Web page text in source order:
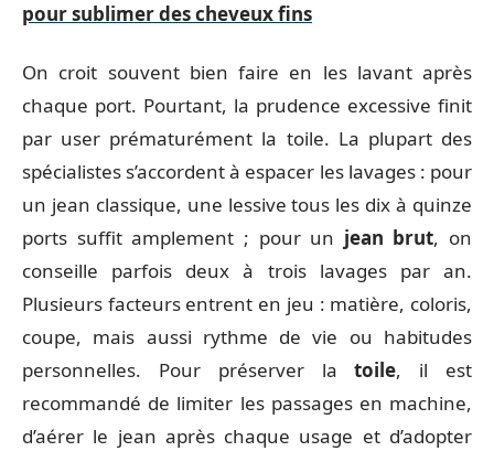
pour sublimer des cheveux fins
On croit souvent bien faire en les lavant après
chaque port. Pourtant, la prudence excessive finit
par user prématurément la toile. La plupart des
spécialistes s’accordent à espacer les lavages : pour
un jean classique, une lessive tous les dix à quinze
ports suffit amplement ; pour un jean brut, on
conseille parfois deux à trois lavages par an.
Plusieurs facteurs entrent en jeu : matière, coloris,
coupe, mais aussi rythme de vie ou habitudes
personnelles. Pour préserver latoile, il est
recommandé de limiter les passages en machine,
d’aérer le jean après chaque usage et d’adopter